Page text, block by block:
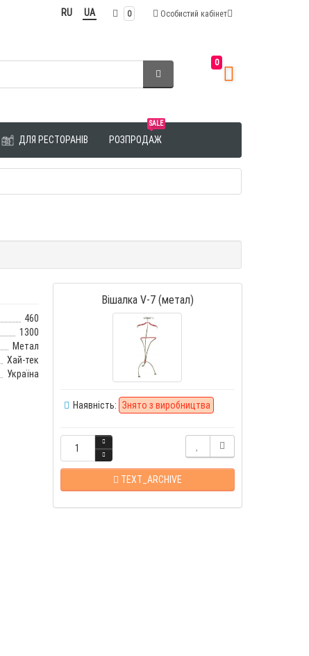
Особистий кабінет
0
RU UA
0
ДЛЯ РЕСТОРАНІВ
SALE
РОЗПРОДАЖ
460
1300
Метал
Хай-тек
Україна
Вішалка V-7 (метал)
Наявність: Знято з виробництва
TEXT_ARCHIVE